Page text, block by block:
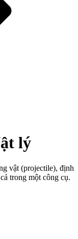
lý
vật (projectile), định
trong một công cụ.